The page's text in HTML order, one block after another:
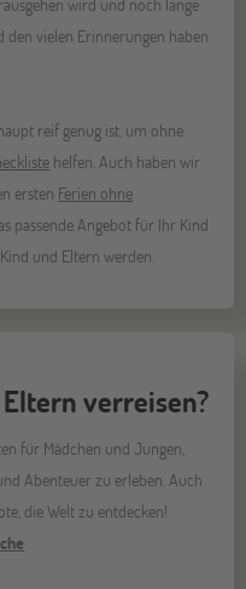
den vielen Erinnerungen haben
reif genug ist, um ohne
helfen. Auch haben wir
ersten Ferien ohne
passende Angebot für Ihr Kind
und Eltern werden.
verreisen?
für Mädchen und Jungen,
Abenteuer zu erleben. Auch
die Welt zu entdecken!